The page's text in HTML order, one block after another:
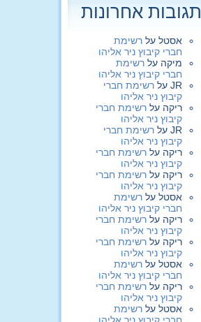
תגובות אחרונות
אסטל על רשימת
חברי קיבוץ ניר אליהו
מיקה על רשימת
חברי קיבוץ ניר אליהו
JR על רשימת חברי
קיבוץ ניר אליהו
ריקה על רשימת חברי
קיבוץ ניר אליהו
JR על רשימת חברי
קיבוץ ניר אליהו
ריקה על רשימת חברי
קיבוץ ניר אליהו
ריקה על רשימת חברי
קיבוץ ניר אליהו
אסטל על רשימת
חברי קיבוץ ניר אליהו
ריקה על רשימת חברי
קיבוץ ניר אליהו
ריקה על רשימת חברי
קיבוץ ניר אליהו
אסטל על רשימת
חברי קיבוץ ניר אליהו
ריקה על רשימת חברי
קיבוץ ניר אליהו
אסטל על רשימת
חברי קיבוץ ניר אליהו